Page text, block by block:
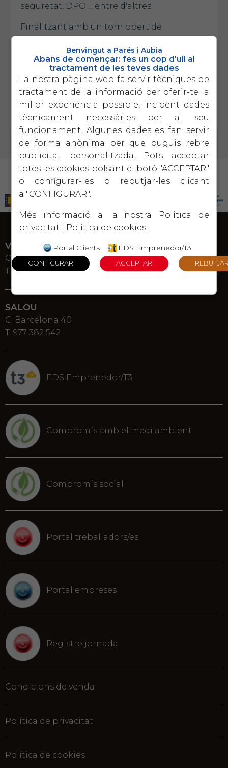
seguretat, DPO ... entre d'altres.
Finalitzant amb un torn obert de
preguntes sobre aquesta matèria dels
assistens a la sessió.
Per a més informació contactar al telèfon
977 600750 o rcaro@paresiaubia.com
MECANISMO DE RECUPERACIÓN Y RESILENCIA
VALLS
C. Bisbe Palau 25
T. 977 600 750
SALOU
C. Barcelona 40
T. 977 382 542
EDS Emprenedor/T3
Compromís amb el medi ambient
Compromís social
Portal treballadors/es
Portal empreses
Registre jornada
Condicions de venda
Política de privacitat
Política de cookies
Benvingut a Parés i Aubia
Abans de començar: fes un cop d'ull al
tractament de les teves dades
La nostra pàgina web fa servir tècniques de
tractament de la informació per oferir-te la
millor experiència possible, incloent dades
tècnicament necessàries per al seu
funcionament. Algunes dades es fan servir
de forma anònima per que puguis rebre
publicitat personalitzada. Pots acceptar
totes les cookies polsant el botó "ACCEPTAR"
o configurar-les o rebutjar-les clicant
a "CONFIGURAR".
Més informació a la nostra
Política de
privacitat i Política de cookies.
Portal Clients EDS Emprenedor/T3